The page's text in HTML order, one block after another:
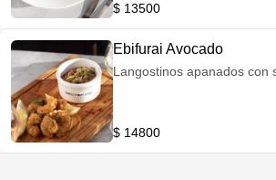
$ 13500
Ebifurai Avocado
Langostinos apanados con
$ 14800